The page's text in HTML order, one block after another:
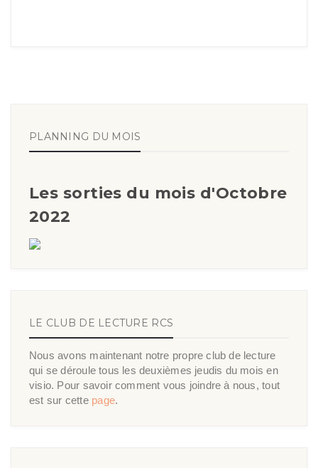
PLANNING DU MOIS
Les sorties du mois d'Octobre
2022
LE CLUB DE LECTURE RCS
Nous avons maintenant notre propre club de lecture
qui se déroule tous les deuxièmes jeudis du mois en
visio. Pour savoir comment vous joindre à nous, tout
est sur cette page.